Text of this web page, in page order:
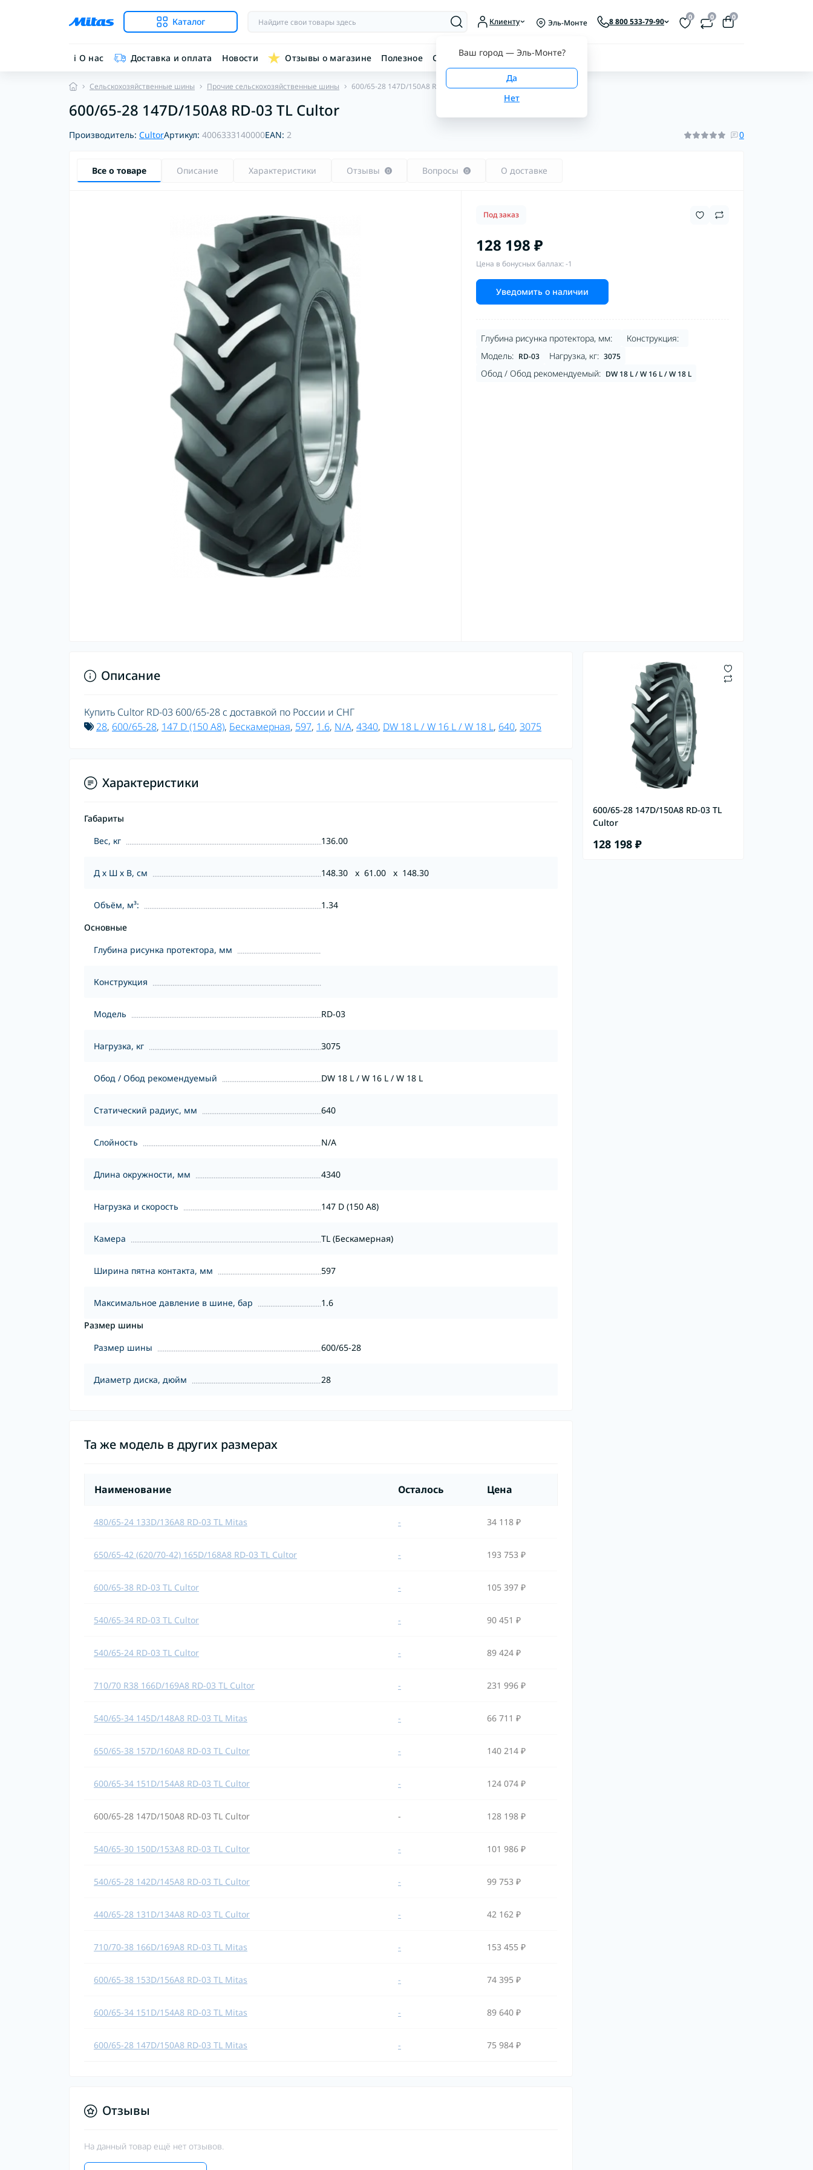
Каталог Клиенту Эль-Монте
Ваш город — Эль-Монте?
8 800 533-79-90 0 0 0
ℹ︎ О нас Доставка и оплата Новости Отзывы о магазине Полезное Связаться с нами
Сельскохозяйственные шины Прочие сельскохозяйственные шины 600/65-28 147D/150A8 RD-03 TL Cultor
600/65-28 147D/150A8 RD-03 TL Cultor
Производитель: CultorАртикул: 4006333140000EAN: 2 0
Все о товаре Описание Характеристики Отзывы 0 Вопросы 0 О доставке
Под заказ
128 198 ₽
Цена в бонусных баллах: -1
Уведомить о наличии
Глубина рисунка протектора, мм:
Конструкция:
Модель: RD-03 Нагрузка, кг: 3075
Обод / Обод рекомендуемый: DW 18 L / W 16 L / W 18 L
600/65-28 147D/150A8 RD-03 TL
Cultor
128 198 ₽
Описание
Купить Cultor RD-03 600/65-28 с доставкой по России и СНГ
28, 600/65-28, 147 D (150 A8), Бескамерная, 597, 1.6, N/A, 4340, DW 18 L / W 16 L / W 18 L, 640, 3075
Характеристики
Габариты
Вес, кг
136.00
Д х Ш х В, см 148.30 x 61.00 x 148.30
Объём, м³:
1.34
Основные
Глубина рисунка протектора, мм
Конструкция
Модель RD-03
Нагрузка, кг 3075
Обод / Обод рекомендуемый DW 18 L / W 16 L / W 18 L
Статический радиус, мм 640
Слойность N/A
Длина окружности, мм 4340
Нагрузка и скорость 147 D (150 A8)
Камера TL (Бескамерная)
Ширина пятна контакта, мм 597
Максимальное давление в шине, бар
1.6
Размер шины
Размер шины
600/65-28
Диаметр диска, дюйм 28
Та же модель в других размерах
Наименование Осталось Цена
480/65-24 133D/136A8 RD-03 TL Mitas - 34 118 ₽
650/65-42 (620/70-42) 165D/168A8 RD-03 TL Cultor - 193 753 ₽
600/65-38 RD-03 TL Cultor - 105 397 ₽
540/65-34 RD-03 TL Cultor - 90 451 ₽
540/65-24 RD-03 TL Cultor - 89 424 ₽
710/70 R38 166D/169A8 RD-03 TL Cultor - 231 996 ₽
540/65-34 145D/148A8 RD-03 TL Mitas - 66 711 ₽
650/65-38 157D/160A8 RD-03 TL Cultor - 140 214 ₽
600/65-34 151D/154A8 RD-03 TL Cultor - 124 074 ₽
600/65-28 147D/150A8 RD-03 TL Cultor - 128 198 ₽
540/65-30 150D/153A8 RD-03 TL Cultor - 101 986 ₽
540/65-28 142D/145A8 RD-03 TL Cultor - 99 753 ₽
440/65-28 131D/134A8 RD-03 TL Cultor - 42 162 ₽
710/70-38 166D/169A8 RD-03 TL Mitas - 153 455 ₽
600/65-38 153D/156A8 RD-03 TL Mitas - 74 395 ₽
600/65-34 151D/154A8 RD-03 TL Mitas - 89 640 ₽
600/65-28 147D/150A8 RD-03 TL Mitas - 75 984 ₽
Отзывы
На данный товар ещё нет отзывов.